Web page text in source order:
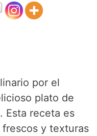
por el
plato de
. Esta receta es
y texturas